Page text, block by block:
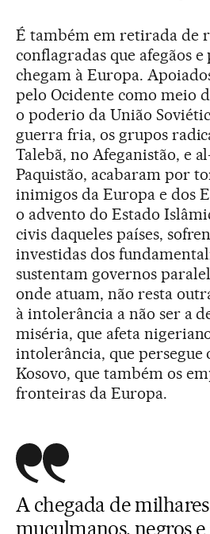
É também em retirada de
conflagradas que afegãos e
chegam à Europa.
pelo Ocidente como meio
o poderio da União
guerra fria, os grupos
Talebã, no Afeganistão, e
Paquistão, acabaram por
inimigos da Europa e dos
o advento do Estado
civis daqueles países,
investidas dos
sustentam governos
onde atuam, não resta
à intolerância a não ser a
miséria, que afeta
intolerância, que persegue
Kosovo, que também os
fronteiras da Europa.
A chegada de
muçulmanos, negros